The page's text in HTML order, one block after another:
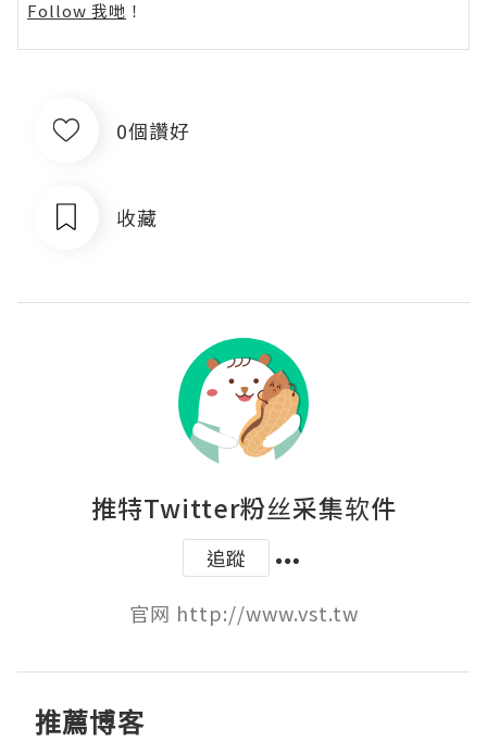
Follow 我哋 ！
0個讚好
收藏
推特Twitter粉丝采集软件
追蹤
官网 http://www.vst.tw
推薦博客